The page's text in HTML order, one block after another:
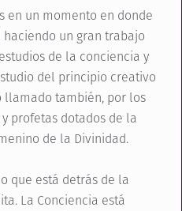
en un momento en donde
haciendo un gran trabajo
de la conciencia y
del principio creativo
llamado también, por los
profetas dotados de la
de la Divinidad.
que está detrás de la
La Conciencia está